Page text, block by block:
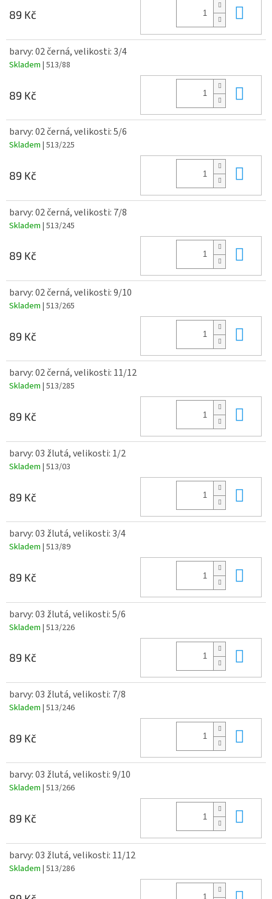
89 Kč
barvy: 02 černá, velikosti: 3/4
Skladem | 513/88
89 Kč
barvy: 02 černá, velikosti: 5/6
Skladem | 513/225
89 Kč
barvy: 02 černá, velikosti: 7/8
Skladem | 513/245
89 Kč
barvy: 02 černá, velikosti: 9/10
Skladem | 513/265
89 Kč
barvy: 02 černá, velikosti: 11/12
Skladem | 513/285
89 Kč
barvy: 03 žlutá, velikosti: 1/2
Skladem | 513/03
89 Kč
barvy: 03 žlutá, velikosti: 3/4
Skladem | 513/89
89 Kč
barvy: 03 žlutá, velikosti: 5/6
Skladem | 513/226
89 Kč
barvy: 03 žlutá, velikosti: 7/8
Skladem | 513/246
89 Kč
barvy: 03 žlutá, velikosti: 9/10
Skladem | 513/266
89 Kč
barvy: 03 žlutá, velikosti: 11/12
Skladem | 513/286